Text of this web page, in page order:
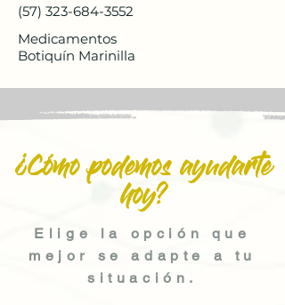
(57) 323-684-3552
Medicamentos
Botiquín Marinilla
¿Cómo podemos ayudarte
hoy?
Elige la opción que
mejor se adapte a tu
situación.